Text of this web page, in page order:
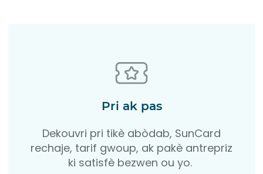
Pri ak pas
Dekouvri pri tikè abòdab, SunCard
rechaje, tarif gwoup, ak pakè antrepriz
ki satisfè bezwen ou yo.